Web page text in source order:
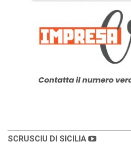
SCRUSCIU DI SICILIA